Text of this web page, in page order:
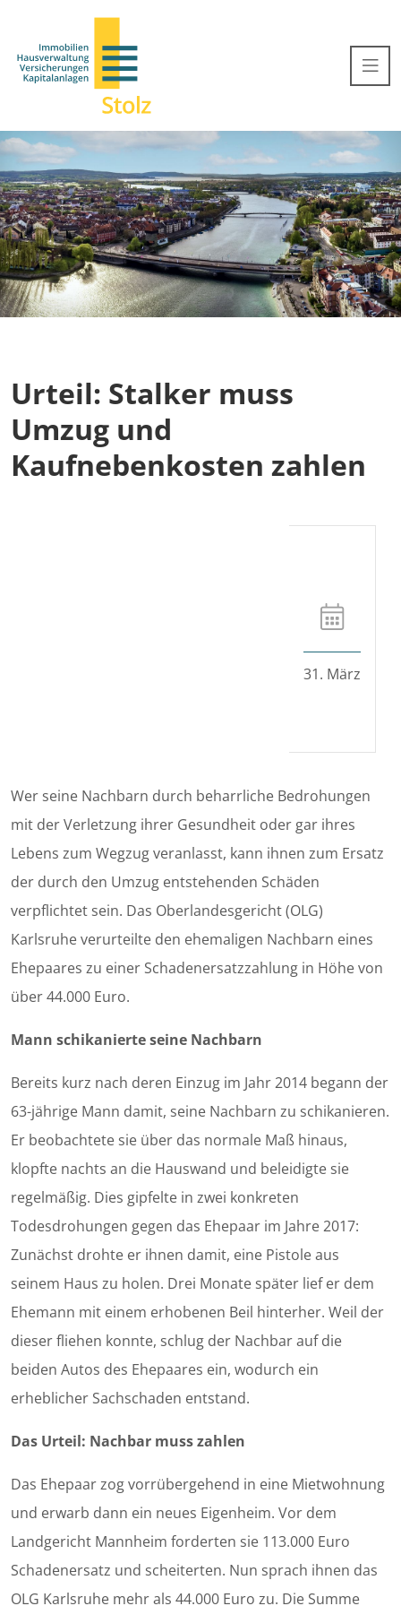
Urteil: Stalker muss
Umzug und
Kaufnebenkosten zahlen
31. März
Wer seine Nachbarn durch beharrliche Bedrohungen
mit der Verletzung ihrer Gesundheit oder gar ihres
Lebens zum Wegzug veranlasst, kann ihnen zum Ersatz
der durch den Umzug entstehenden Schäden
verpflichtet sein. Das Oberlandesgericht (OLG)
Karlsruhe verurteilte den ehemaligen Nachbarn eines
Ehepaares zu einer Schadenersatzzahlung in Höhe von
über 44.000 Euro.
Mann schikanierte seine Nachbarn
Bereits kurz nach deren Einzug im Jahr 2014 begann der
63-jährige Mann damit, seine Nachbarn zu schikanieren.
Er beobachtete sie über das normale Maß hinaus,
klopfte nachts an die Hauswand und beleidigte sie
regelmäßig. Dies gipfelte in zwei konkreten
Todesdrohungen gegen das Ehepaar im Jahre 2017:
Zunächst drohte er ihnen damit, eine Pistole aus
seinem Haus zu holen. Drei Monate später lief er dem
Ehemann mit einem erhobenen Beil hinterher. Weil der
dieser fliehen konnte, schlug der Nachbar auf die
beiden Autos des Ehepaares ein, wodurch ein
erheblicher Sachschaden entstand.
Das Urteil: Nachbar muss zahlen
Das Ehepaar zog vorrübergehend in eine Mietwohnung
und erwarb dann ein neues Eigenheim. Vor dem
Landgericht Mannheim forderten sie 113.000 Euro
Schadenersatz und scheiterten. Nun sprach ihnen das
OLG Karlsruhe mehr als 44.000 Euro zu. Die Summe